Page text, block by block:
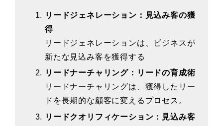
リードジェネレーション：見込み客の獲
得
リードジェネレーションは、ビジネスが
新たな見込み客を獲得する
リードナーチャリング：リードの育成術
リードナーチャリングは、獲得したリー
ドを長期的な顧客に変えるプロセス。
リードクオリフィケーション：見込み客